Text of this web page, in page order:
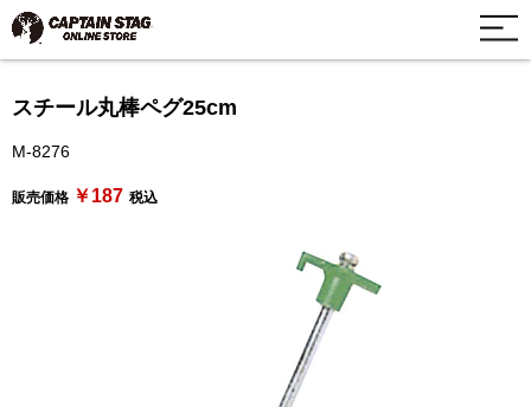
スチール丸棒ペグ25cm
M-8276
販売価格 ￥187 税込